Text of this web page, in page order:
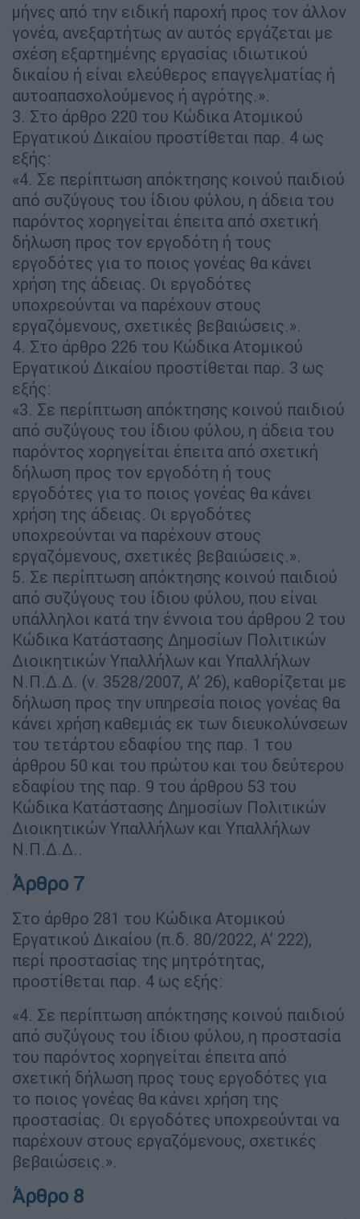
μήνες από την ειδική παροχή προς τον άλλον
γονέα, ανεξαρτήτως αν αυτός εργάζεται με
σχέση εξαρτημένης εργασίας ιδιωτικού
δικαίου ή είναι ελεύθερος επαγγελματίας ή
αυτοαπασχολούμενος ή αγρότης.».
3. Στο άρθρο 220 του Κώδικα Ατομικού
Εργατικού Δικαίου προστίθεται παρ. 4 ως
εξής:
«4. Σε περίπτωση απόκτησης κοινού παιδιού
από συζύγους του ίδιου φύλου, η άδεια του
παρόντος χορηγείται έπειτα από σχετική
δήλωση προς τον εργοδότη ή τους
εργοδότες για το ποιος γονέας θα κάνει
χρήση της άδειας. Οι εργοδότες
υποχρεούνται να παρέχουν στους
εργαζόμενους, σχετικές βεβαιώσεις.».
4. Στο άρθρο 226 του Κώδικα Ατομικού
Εργατικού Δικαίου προστίθεται παρ. 3 ως
εξής:
«3. Σε περίπτωση απόκτησης κοινού παιδιού
από συζύγους του ίδιου φύλου, η άδεια του
παρόντος χορηγείται έπειτα από σχετική
δήλωση προς τον εργοδότη ή τους
εργοδότες για το ποιος γονέας θα κάνει
χρήση της άδειας. Οι εργοδότες
υποχρεούνται να παρέχουν στους
εργαζόμενους, σχετικές βεβαιώσεις.».
5. Σε περίπτωση απόκτησης κοινού παιδιού
από συζύγους του ίδιου φύλου, που είναι
υπάλληλοι κατά την έννοια του άρθρου 2 του
Κώδικα Κατάστασης Δημοσίων Πολιτικών
Διοικητικών Υπαλλήλων και Υπαλλήλων
Ν.Π.Δ.Δ. (ν. 3528/2007, Α’ 26), καθορίζεται με
δήλωση προς την υπηρεσία ποιος γονέας θα
κάνει χρήση καθεμιάς εκ των διευκολύνσεων
του τετάρτου εδαφίου της παρ. 1 του
άρθρου 50 και του πρώτου και του δεύτερου
εδαφίου της παρ. 9 του άρθρου 53 του
Κώδικα Κατάστασης Δημοσίων Πολιτικών
Διοικητικών Υπαλλήλων και Υπαλλήλων
Ν.Π.Δ.Δ..
Άρθρο 7
Στο άρθρο 281 του Κώδικα Ατομικού
Εργατικού Δικαίου (π.δ. 80/2022, Α’ 222),
περί προστασίας της μητρότητας,
προστίθεται παρ. 4 ως εξής:
«4. Σε περίπτωση απόκτησης κοινού παιδιού
από συζύγους του ίδιου φύλου, η προστασία
του παρόντος χορηγείται έπειτα από
σχετική δήλωση προς τους εργοδότες για
το ποιος γονέας θα κάνει χρήση της
προστασίας. Οι εργοδότες υποχρεούνται να
παρέχουν στους εργαζόμενους, σχετικές
βεβαιώσεις.».
Άρθρο 8